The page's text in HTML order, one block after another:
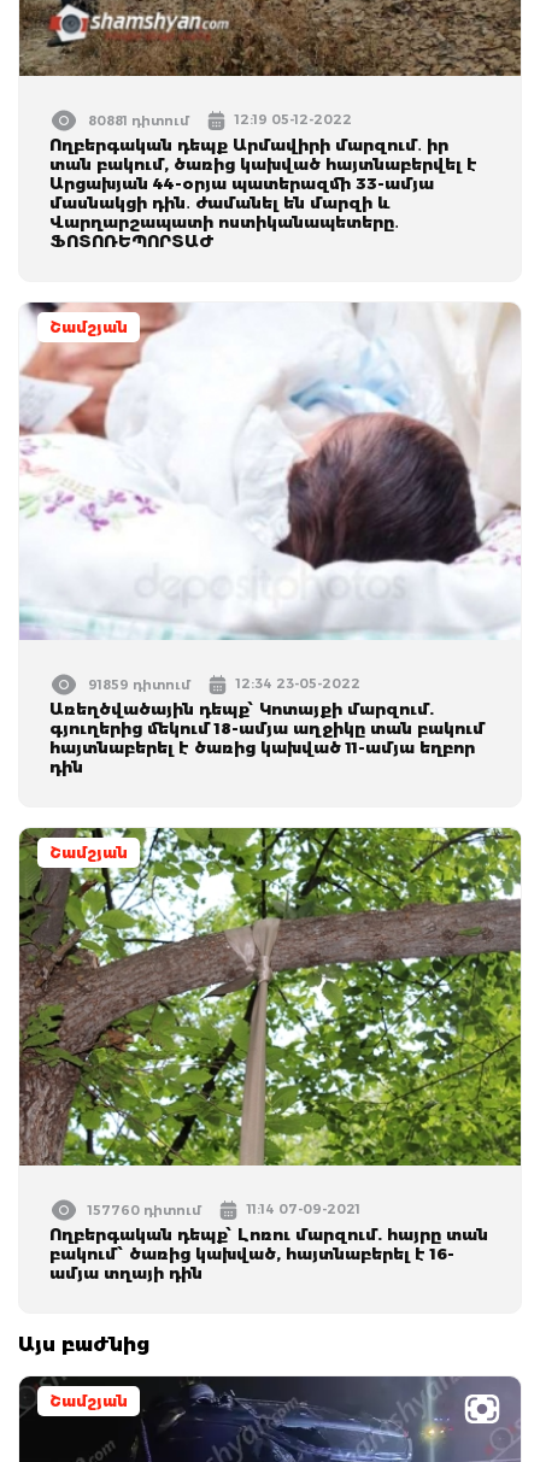
80881 դիտում 12:19 05-12-2022
Ողբերգական դեպք Արմավիրի մարզում․ իր
տան բակում, ծառից կախված հայտնաբերվել է
Արցախյան 44-օրյա պատերազմի 33-ամյա
մասնակցի դին․ ժամանել են մարզի և
Վարղարշապատի ոստիկանապետերը․
ՖՈՏՈՌԵՊՈՐՏԱԺ
Շամշյան
91859 դիտում 12:34 23-05-2022
Առեղծվածային դեպք՝ Կոտայքի մարզում.
գյուղերից մեկում 18-ամյա աղջիկը տան բակում
հայտնաբերել է ծառից կախված 11-ամյա եղբոր
դին
Շամշյան
157760 դիտում 11:14 07-09-2021
Ողբերգական դեպք՝ Լոռու մարզում. հայրը տան
բակում՝ ծառից կախված, հայտնաբերել է 16-
ամյա տղայի դին
Այս բաժնից
Շամշյան